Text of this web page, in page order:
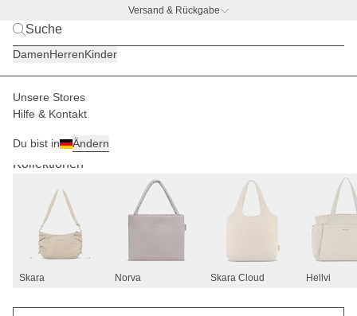
Versand & Rückgabe
DamenHerrenKinder
Unsere Stores
Hilfe & Kontakt
Du bist in Ändern
Taschen
Kollektionen
Skara Norva Skara Cloud Hellvi